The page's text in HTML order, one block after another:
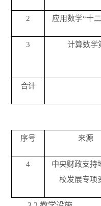
2 应用数学“十
3 计算数学
合计
序号 来源
4
中央财政支持
校发展专项